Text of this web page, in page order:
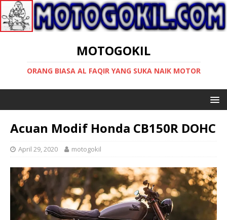
MOTOGOKIL
ORANG BIASA AL FAQIR YANG SUKA NAIK MOTOR
Acuan Modif Honda CB150R DOHC
April 29, 2020 motogokil